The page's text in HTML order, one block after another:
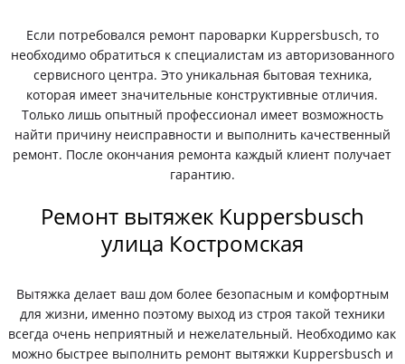
Если потребовался ремонт пароварки Kuppersbusch, то
необходимо обратиться к специалистам из авторизованного
сервисного центра. Это уникальная бытовая техника,
которая имеет значительные конструктивные отличия.
Только лишь опытный профессионал имеет возможность
найти причину неисправности и выполнить качественный
ремонт. После окончания ремонта каждый клиент получает
гарантию.
Ремонт вытяжек Kuppersbusch
улица Костромская
Вытяжка делает ваш дом более безопасным и комфортным
для жизни, именно поэтому выход из строя такой техники
всегда очень неприятный и нежелательный. Необходимо как
можно быстрее выполнить ремонт вытяжки Kuppersbusch и